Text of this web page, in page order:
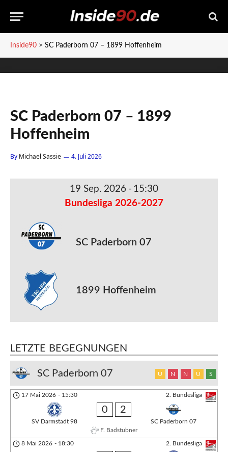
Inside90 > SC Paderborn 07 – 1899 Hoffenheim
SC Paderborn 07 – 1899
Hoffenheim
By Michael Sassie 4. Juli 2026
19 Sep. 2026 - 15:30
Bundesliga 2026-2027
SC Paderborn 07
1899 Hoffenheim
LETZTE BEGEGNUNGEN
SC Paderborn 07 U N N U S
2. Bundesliga
17 Mai 2026 - 15:30
SV Darmstadt 98
0 2
SC Paderborn 07
F. Badstubner
2. Bundesliga
8 Mai 2026 - 18:30